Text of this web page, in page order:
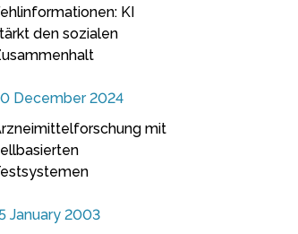
KI
den sozialen
December 2024
mit
January 2003